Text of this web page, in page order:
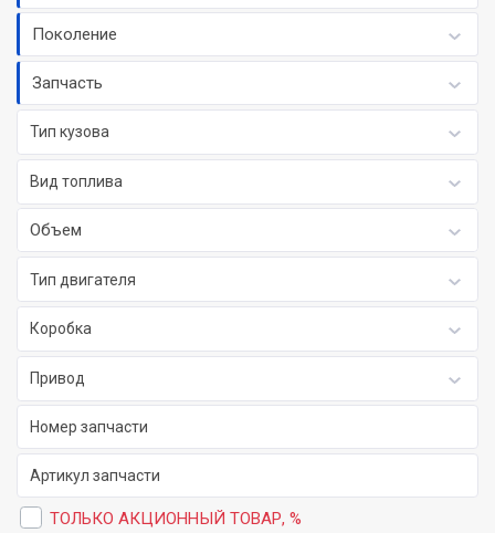
Поколение
Запчасть
Тип кузова
Вид топлива
Объем
Тип двигателя
Коробка
Привод
ТОЛЬКО АКЦИОННЫЙ ТОВАР, %